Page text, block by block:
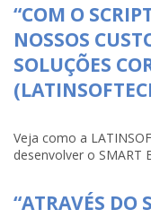
“COM O
NOSSOS
SOLUÇÕES
Veja como a
desenvolver o SMART
“ATRAVÉS DO